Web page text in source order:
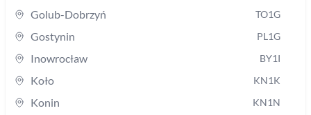
Golub-Dobrzyń TO1G
Gostynin PL1G
Inowrocław BY1I
Koło KN1K
Konin KN1N